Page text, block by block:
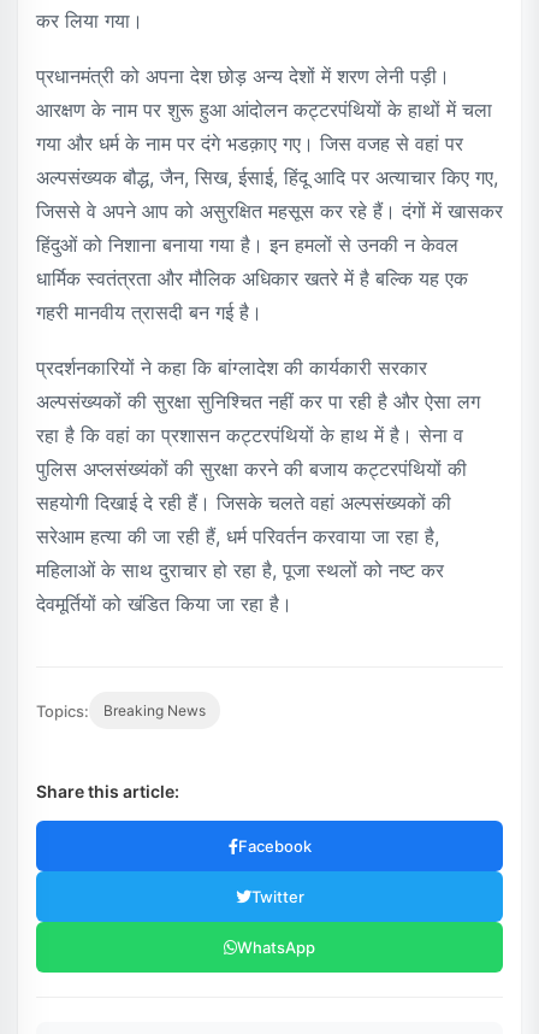
कर लिया गया।
प्रधानमंत्री को अपना देश छोड़ अन्य देशों में शरण लेनी पड़ी।
आरक्षण के नाम पर शुरू हुआ आंदोलन कट्टरपंथियों के हाथों में चला
गया और धर्म के नाम पर दंगे भडक़ाए गए। जिस वजह से वहां पर
अल्पसंख्यक बौद्ध, जैन, सिख, ईसाई, हिंदू आदि पर अत्याचार किए गए,
जिससे वे अपने आप को असुरक्षित महसूस कर रहे हैं। दंगों में खासकर
हिंदुओं को निशाना बनाया गया है। इन हमलों से उनकी न केवल
धार्मिक स्वतंत्रता और मौलिक अधिकार खतरे में है बल्कि यह एक
गहरी मानवीय त्रासदी बन गई है।
प्रदर्शनकारियों ने कहा कि बांग्लादेश की कार्यकारी सरकार
अल्पसंख्यकों की सुरक्षा सुनिश्चित नहीं कर पा रही है और ऐसा लग
रहा है कि वहां का प्रशासन कट्टरपंथियों के हाथ में है। सेना व
पुलिस अप्लसंख्यंकों की सुरक्षा करने की बजाय कट्टरपंथियों की
सहयोगी दिखाई दे रही हैं। जिसके चलते वहां अल्पसंख्यकों की
सरेआम हत्या की जा रही हैं, धर्म परिवर्तन करवाया जा रहा है,
महिलाओं के साथ दुराचार हो रहा है, पूजा स्थलों को नष्ट कर
देवमूर्तियों को खंडित किया जा रहा है।
Topics: Breaking News
Share this article:
Facebook
Twitter
WhatsApp